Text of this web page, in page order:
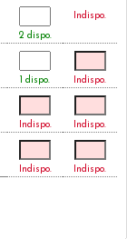
2 dispo.
Indispo.
1 dispo. Indispo.
Indispo. Indispo.
Indispo. Indispo.